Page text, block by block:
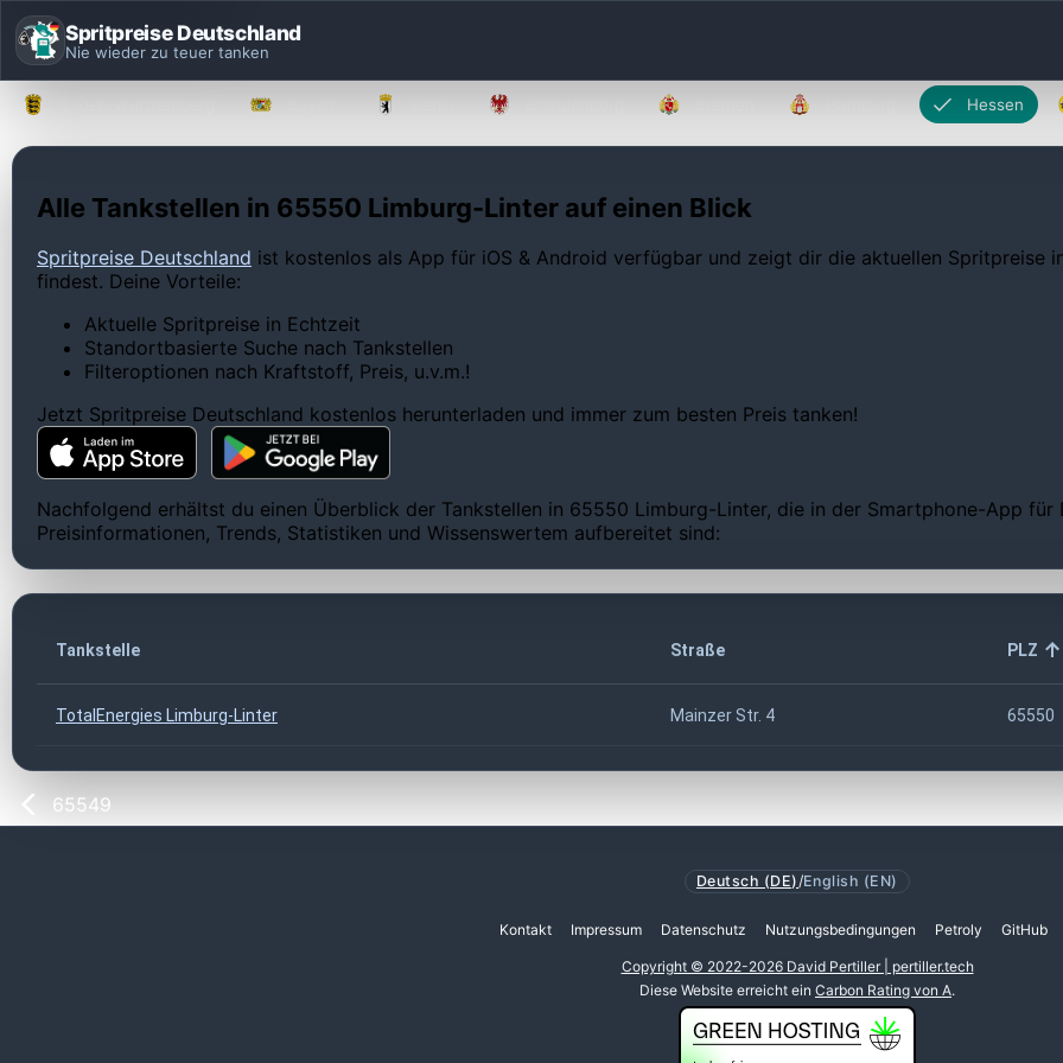
Spritpreise Deutschland
Nie wieder zu teuer tanken
Hessen
Alle Tankstellen in 65550 Limburg-Linter auf einen Blick
Spritpreise Deutschland ist kostenlos als App für iOS & Android verfügbar und zeigt dir die aktuellen Spritpreise
findest. Deine Vorteile:
Aktuelle Spritpreise in Echtzeit
Standortbasierte Suche nach Tankstellen
Filteroptionen nach Kraftstoff, Preis, u.v.m.!
Jetzt Spritpreise Deutschland kostenlos herunterladen und immer zum besten Preis tanken!
Nachfolgend erhältst du einen Überblick der Tankstellen in 65550 Limburg-Linter, die in der Smartphone-App
Preisinformationen, Trends, Statistiken und Wissenswertem aufbereitet sind:
Tankstelle Straße PLZ
TotalEnergies Limburg-Linter Mainzer Str. 4 65550
65549
Deutsch (DE) /English (EN)
Kontakt Impressum Datenschutz Nutzungsbedingungen Petroly GitHub
Copyright © 2022-2026 David Pertiller | pertiller.tech
Diese Website erreicht ein Carbon Rating von A.